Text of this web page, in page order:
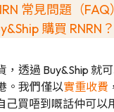
常見問題（FAQ）
購買 RNRN？
，透過 Buy&Ship 就
。我們僅以實重收費
己買唔到嘅話仲可以